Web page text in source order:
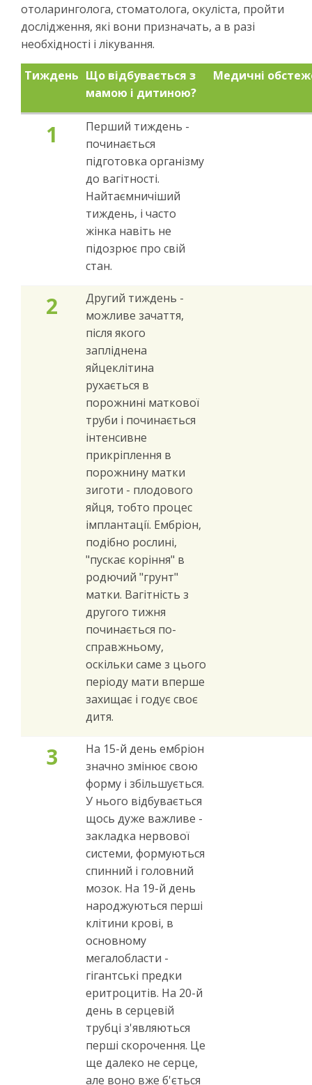
отоларинголога, стоматолога, окуліста, пройти
дослідження, які вони призначать, а в разі
необхідності і лікування.
Тиждень Що відбувається з
мамою і дитиною?
Медичні
1
Перший тиждень -
починається
підготовка організму
до вагітності.
Найтаємничіший
тиждень, і часто
жінка навіть не
підозрює про свій
стан.
2
Другий тиждень -
можливе зачаття,
після якого
запліднена
яйцеклітина
рухається в
порожнині маткової
труби і починається
інтенсивне
прикріплення в
порожнину матки
зиготи - плодового
яйця, тобто процес
імплантації. Ембріон,
подібно рослині,
"пускає коріння" в
родючий "грунт"
матки. Вагітність з
другого тижня
починається по-
справжньому,
оскільки саме з цього
періоду мати вперше
захищає і годує своє
дитя.
3
На 15-й день ембріон
значно змінює свою
форму і збільшується.
У нього відбувається
щось дуже важливе -
закладка нервової
системи, формуються
спинний і головний
мозок. На 19-й день
народжуються перші
клітини крові, в
основному
мегалобласти -
гігантські предки
еритроцитів. На 20-й
день в серцевій
трубці з'являються
перші скорочення. Це
ще далеко не серце,
але воно вже б'ється